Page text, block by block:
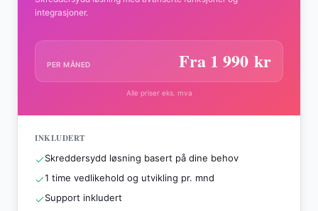
integrasjoner.
PER MÅNED Fra 1 990 kr
Alle priser eks. mva
INKLUDERT
Skreddersydd løsning basert på dine behov
1 time vedlikehold og utvikling pr. mnd
Support inkludert